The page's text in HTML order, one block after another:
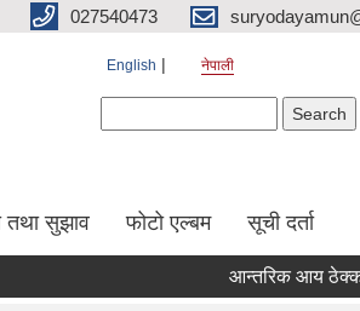
027540473
English नेपाली
तथा सुझाव फोटो एल्बम सूची दर्ता
आन्तरिक आय ठेक्का